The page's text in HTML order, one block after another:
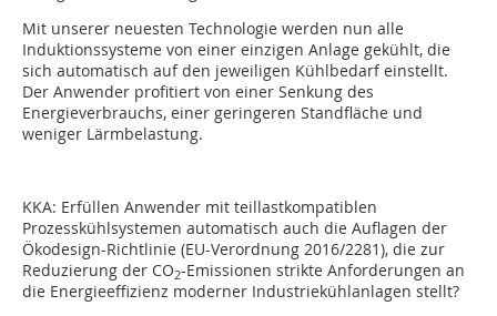
Mit unserer neuesten Technologie werden nun alle
Induktionssysteme von einer einzigen Anlage gekühlt, die
sich automatisch auf den jeweiligen Kühlbedarf einstellt.
Der Anwender profitiert von einer Senkung des
Energieverbrauchs, einer geringeren Standfläche und
weniger Lärmbelastung.
KKA: Erfüllen Anwender mit teillastkompatiblen
Prozesskühlsystemen automatisch auch die Auflagen der
Ökodesign-Richtlinie (EU-Verordnung 2016/2281), die zur
Reduzierung der CO2-Emissionen strikte Anforderungen an
die Energieeffizienz moderner Industriekühlanlagen stellt?